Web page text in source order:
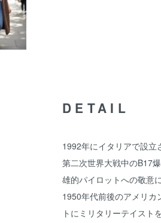
DETAIL
1992年にイタリアで設立
第二次世界大戦中のB17
雄的パイロットへの敬意
1950年代前後のアメリ
トにミリタリーテイスト